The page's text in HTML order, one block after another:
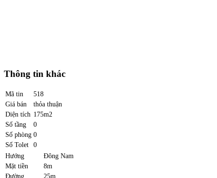
Thông tin khác
Mã tin
518
Giá bán
thỏa thuận
Diện tích 175m2
Số tầng
0
Số phòng 0
Số Tolet
0
Hướng
Đông Nam
Mặt tiền
8m
Đường
25m